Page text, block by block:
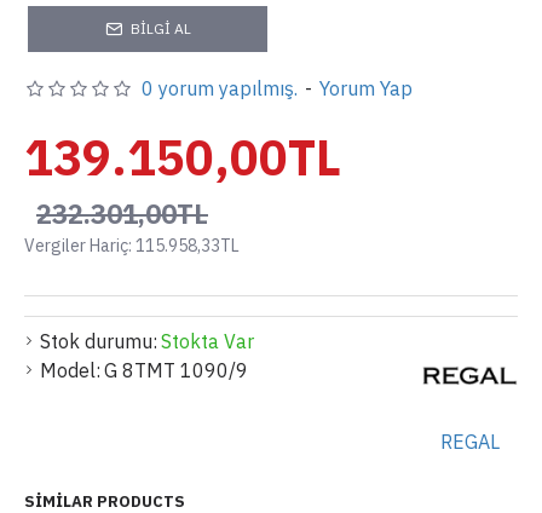
BILGI AL
Stok durumu: Stokta Var
Model: G 8TMT 1090/9
REGAL
0 yorum yapılmış. - Yorum Yap
139.150,00TL
232.301,00TL
Vergiler Hariç: 115.958,33TL
SIMILAR PRODUCTS